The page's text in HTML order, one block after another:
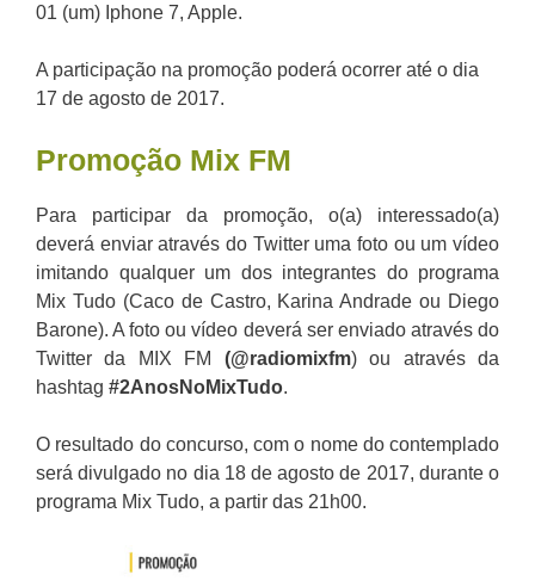
01 (um) Iphone 7, Apple.
A participação na promoção poderá ocorrer até o dia
17 de agosto de 2017.
Promoção Mix FM
Para participar da promoção, o(a) interessado(a)
deverá enviar através do Twitter uma foto ou um vídeo
imitando qualquer um dos integrantes do programa
Mix Tudo (Caco de Castro, Karina Andrade ou Diego
Barone). A foto ou vídeo deverá ser enviado através do
Twitter da MIX FM (@radiomixfm) ou através da
hashtag #2AnosNoMixTudo.
O resultado do concurso, com o nome do contemplado
será divulgado no dia 18 de agosto de 2017, durante o
programa Mix Tudo, a partir das 21h00.